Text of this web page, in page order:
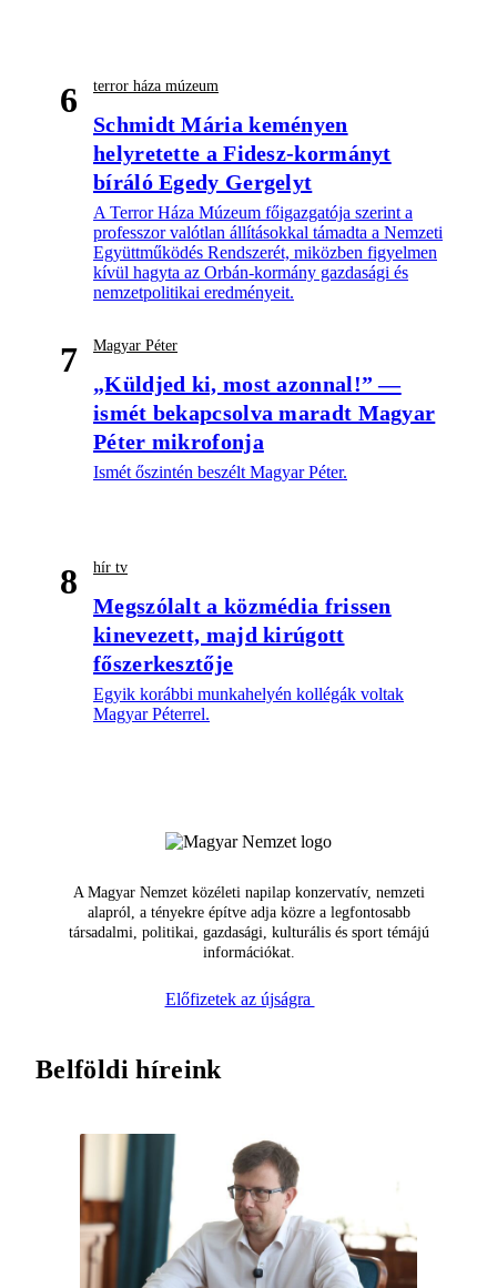
6 terror háza múzeum
Schmidt Mária keményen
helyretette a Fidesz-kormányt
bíráló Egedy Gergelyt
A Terror Háza Múzeum főigazgatója szerint a
professzor valótlan állításokkal támadta a Nemzeti
Együttműködés Rendszerét, miközben figyelmen
kívül hagyta az Orbán-kormány gazdasági és
nemzetpolitikai eredményeit.
7 Magyar Péter
„Küldjed ki, most azonnal!” —
ismét bekapcsolva maradt Magyar
Péter mikrofonja
Ismét őszintén beszélt Magyar Péter.
8 hír tv
Megszólalt a közmédia frissen
kinevezett, majd kirúgott
főszerkesztője
Egyik korábbi munkahelyén kollégák voltak
Magyar Péterrel.
A Magyar Nemzet közéleti napilap konzervatív, nemzeti
alapról, a tényekre építve adja közre a legfontosabb
társadalmi, politikai, gazdasági, kulturális és sport témájú
információkat.
Előfizetek az újságra
Belföldi híreink